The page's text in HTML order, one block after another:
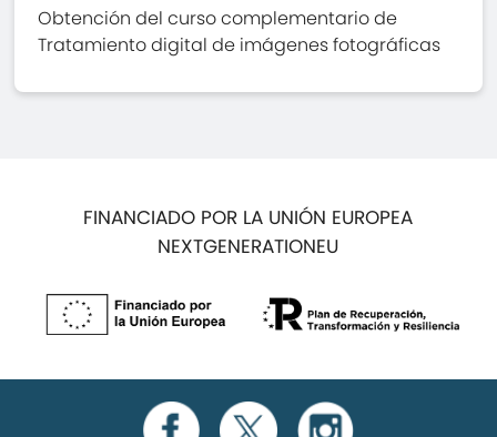
Obtención del curso complementario de
Tratamiento digital de imágenes fotográficas
FINANCIADO POR LA UNIÓN EUROPEA
NEXTGENERATIONEU